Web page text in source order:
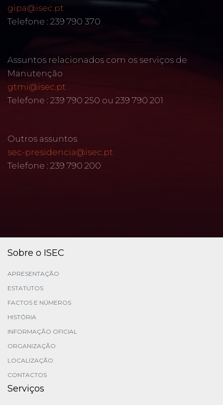
gipa@isec.pt
Telefone : 239 790 370
Assuntos relacionados com os serviços de
Manutenção
gtmi@isec.pt
Telefone : 239 790 250 ou 239 790 201
Outros assuntos
sec-presidencia@isec.pt
Telefone : 239 790 200
Sobre o ISEC
APRESENTAÇÃO
ESTATUTOS
FACTOS E NÚMEROS
HISTÓRIA
INFORMAÇÃO OFICIAL
ORGANIZAÇÃO
LOCALIZAÇÃO
CONTACTOS
Serviços